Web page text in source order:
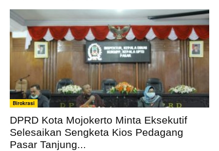
Birokrasi
DPRD Kota Mojokerto Minta Eksekutif
Selesaikan Sengketa Kios Pedagang
Pasar Tanjung...